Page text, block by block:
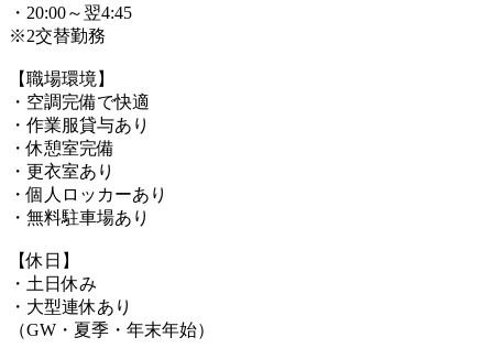
・20:00～翌4:45
※2交替勤務
【職場環境】
・空調完備で快適
・作業服貸与あり
・休憩室完備
・更衣室あり
・個人ロッカーあり
・無料駐車場あり
【休日】
・土日休み
・大型連休あり
（GW・夏季・年末年始）